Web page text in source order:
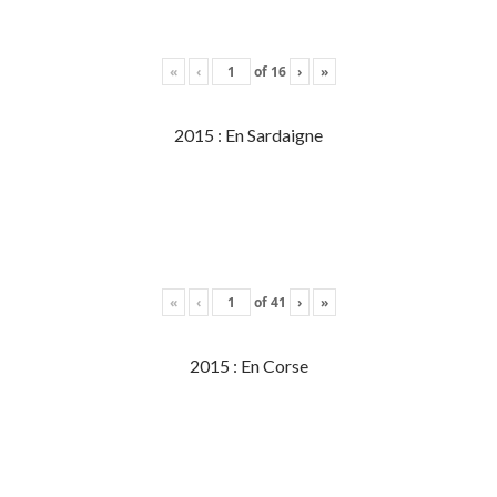
« ‹ of 16 › »
2015 : En Sardaigne
« ‹ of41 › »
2015 : En Corse